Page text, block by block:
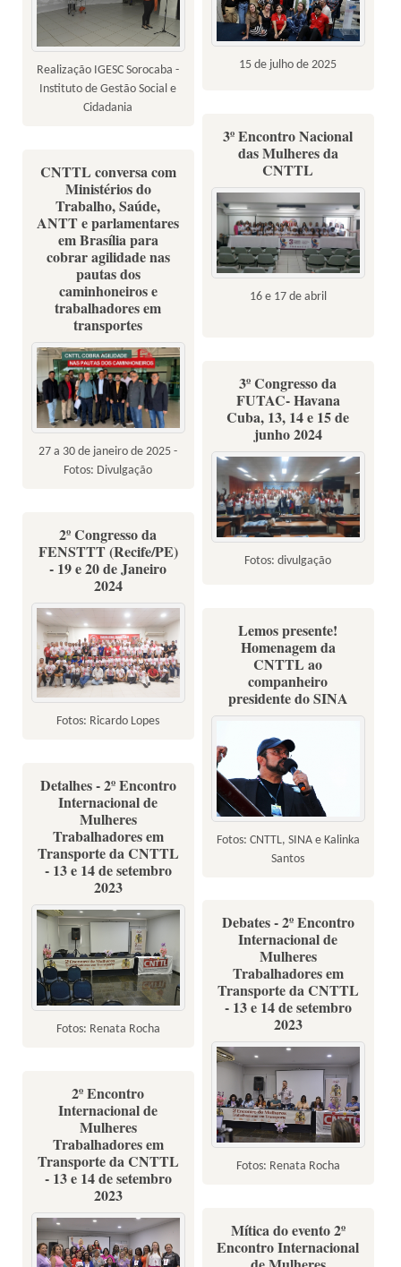
15 de julho de 2025
Realização IGESC Sorocaba -
Instituto de Gestão Social e
Cidadania
3º Encontro Nacional
das Mulheres da
CNTTL
16 e 17 de abril
CNTTL conversa com
Ministérios do
Trabalho, Saúde,
ANTT e parlamentares
em Brasília para
cobrar agilidade nas
pautas dos
caminhoneiros e
trabalhadores em
transportes
27 a 30 de janeiro de 2025 -
Fotos: Divulgação
3º Congresso da
FUTAC- Havana
Cuba, 13, 14 e 15 de
junho 2024
Fotos: divulgação
2º Congresso da
FENSTTT (Recife/PE)
- 19 e 20 de Janeiro
2024
Fotos: Ricardo Lopes
Lemos presente!
Homenagem da
CNTTL ao
companheiro
presidente do SINA
Fotos: CNTTL, SINA e Kalinka
Santos
Detalhes - 2º Encontro
Internacional de
Mulheres
Trabalhadores em
Transporte da CNTTL
- 13 e 14 de setembro
2023
Fotos: Renata Rocha
Debates - 2º Encontro
Internacional de
Mulheres
Trabalhadores em
Transporte da CNTTL
- 13 e 14 de setembro
2023
Fotos: Renata Rocha
2º Encontro
Internacional de
Mulheres
Trabalhadores em
Transporte da CNTTL
- 13 e 14 de setembro
2023
Mítica do evento 2º
Encontro Internacional